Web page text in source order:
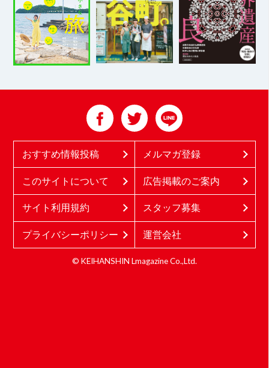
おすすめ情報投稿 メルマガ登録
このサイトについて 広告掲載のご案内
サイト利用規約 スタッフ募集
プライバシーポリシー 運営会社
© KEIHANSHIN Lmagazine Co.,Ltd.